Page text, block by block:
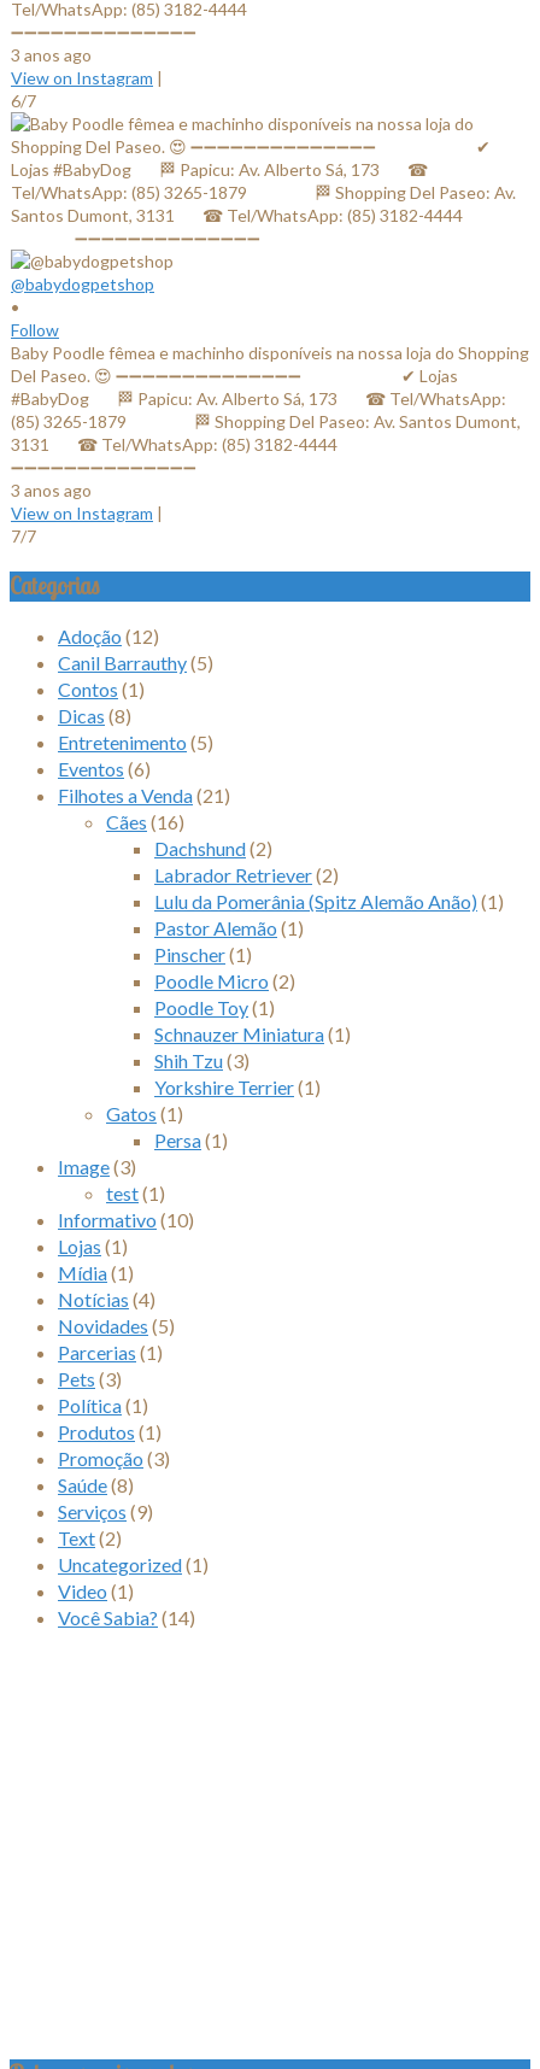
Tel/WhatsApp: (85) 3182-4444⠀⠀⠀⠀ ⠀⠀⠀⠀⠀
➖➖➖➖➖➖➖➖➖➖➖➖➖➖
3 anos ago
View on Instagram |
6/7
@babydogpetshop
•
Follow
Baby Poodle fêmea e machinho disponíveis na nossa loja do Shopping
Del Paseo. 😍 ➖➖➖➖➖➖➖➖➖➖➖➖➖➖ ⠀⠀⠀⠀⠀⠀⠀⠀✔ Lojas
#BabyDog⠀⠀ 🏁 Papicu: Av. Alberto Sá, 173⠀⠀ ☎ Tel/WhatsApp:
(85) 3265-1879⠀⠀ ⠀⠀⠀ 🏁 Shopping Del Paseo: Av. Santos Dumont,
3131⠀⠀ ☎ Tel/WhatsApp: (85) 3182-4444⠀⠀⠀⠀ ⠀⠀⠀⠀⠀
➖➖➖➖➖➖➖➖➖➖➖➖➖➖
3 anos ago
View on Instagram |
7/7
Categorias
Adoção (12)
Canil Barrauthy(5)
Contos (1)
Dicas (8)
Entretenimento (5)
Eventos (6)
Filhotes a Venda(21)
Cães (16)
Dachshund(2)
Labrador Retriever(2)
Lulu da Pomerânia (Spitz Alemão Anão) (1)
Pastor Alemão (1)
Pinscher(1)
Poodle Micro (2)
Poodle Toy(1)
Schnauzer Miniatura(1)
Shih Tzu(3)
Yorkshire Terrier(1)
Gatos (1)
Persa(1)
Image(3)
test(1)
Informativo (10)
Lojas (1)
Mídia(1)
Notícias (4)
Novidades (5)
Parcerias (1)
Pets (3)
Política(1)
Produtos (1)
Promoção (3)
Saúde(8)
Serviços (9)
Text(2)
Uncategorized(1)
Video (1)
Você Sabia? (14)